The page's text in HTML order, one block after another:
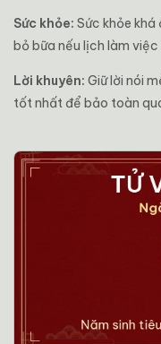
Sức khỏe: Sức khỏe khá
bỏ bữa nếu lịch làm việc
Lời khuyên: Giữ lời nói
tốt nhất để bảo toàn